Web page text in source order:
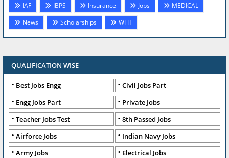
IAF
IBPS Insurance Jobs
MEDICAL
News
Scholarships WFH
QUALIFICATION WISE
Best Jobs Engg
Civil Jobs Part
Engg Jobs Part
Private Jobs
Teacher Jobs Test
8th Passed Jobs
Airforce Jobs
Indian Navy Jobs
Army Jobs
Electrical Jobs